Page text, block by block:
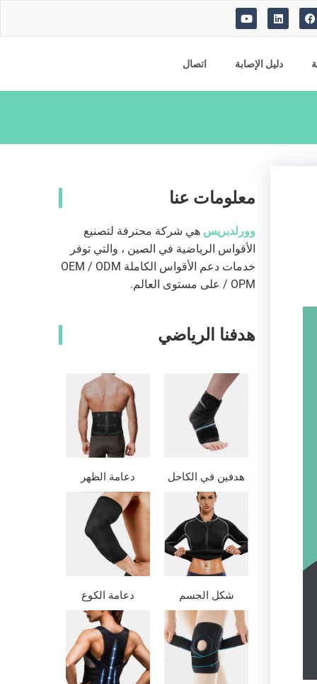
ف
ي
س
ي
ن
ك
ن
م
و
ق
و
دليل الإصابة اتصال
معلومات عنا
وورلدبريس هي شركة محترفة لتصنيع
الأقواس الرياضية في الصين ، والتي توفر
خدمات دعم الأقواس الكاملة OEM / ODM
/ OPM على مستوى العالم.
هدفنا الرياضي
هدفين في الكاحل دعامة الظهر
شكل الجسم دعامة الكوع